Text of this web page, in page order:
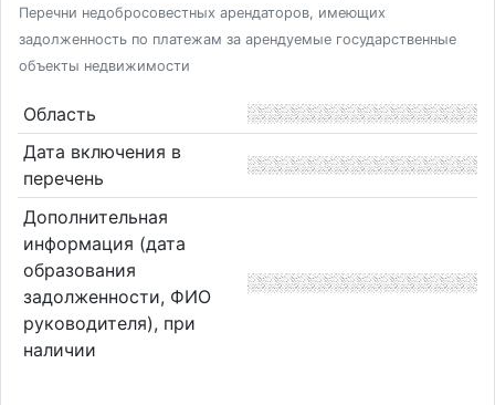
Перечни недобросовестных арендаторов, имеющих
задолженность по платежам за арендуемые государственные
объекты недвижимости
Область
Дата включения в
перечень
Дополнительная
информация (дата
образования
задолженности, ФИО
руководителя), при
наличии